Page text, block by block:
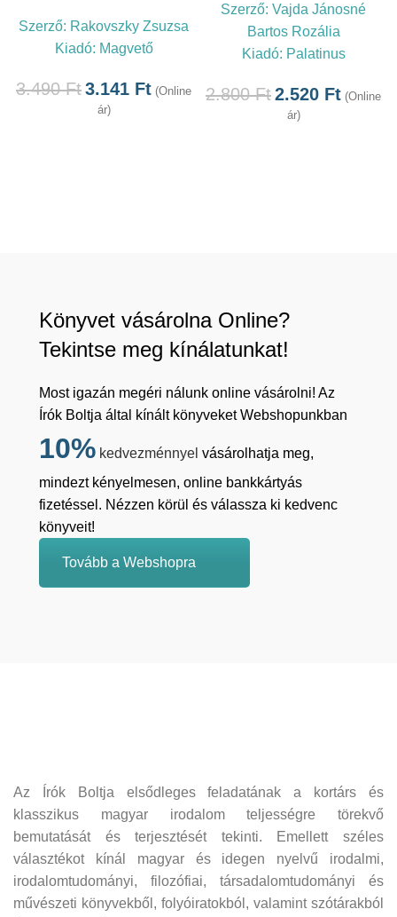
Szerző: Rakovszky Zsuzsa
Kiadó: Magvető
3.490Ft3.141 Ft (Online
ár)
Szerző: Vajda Jánosné
Bartos Rozália
Kiadó: Palatinus
2.800Ft2.520 Ft (Online
ár)
Könyvet vásárolna Online?
Tekintse meg kínálatunkat!
Most igazán megéri nálunk online vásárolni! Az
Írók Boltja által kínált könyveket Webshopunkban
10% kedvezménnyel vásárolhatja meg,
mindezt kényelmesen, online bankkártyás
fizetéssel. Nézzen körül és válassza ki kedvenc
könyveit!
Tovább a Webshopra
Az Írók Boltja elsődleges feladatának a kortárs és
klasszikus magyar irodalom teljességre törekvő
bemutatását és terjesztését tekinti. Emellett széles
választékot kínál magyar és idegen nyelvű irodalmi,
irodalomtudományi, filozófiai, társadalomtudományi és
művészeti könyvekből, folyóiratokból, valamint szótárakból